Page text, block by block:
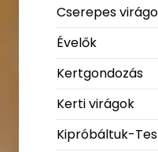
Cserepes
Évelők
Kertgondozás
Kerti virágok
Kipróbáltuk-